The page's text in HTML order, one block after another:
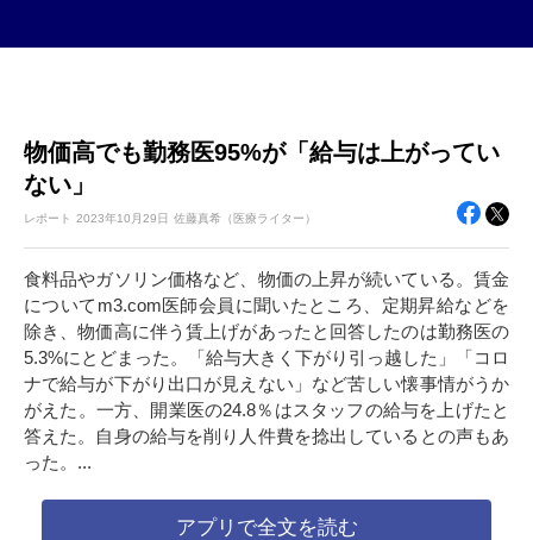
物価高でも勤務医95%が「給与は上がってい
ない」
レポート 2023年10月29日 佐藤真希（医療ライター）
食料品やガソリン価格など、物価の上昇が続いている。賃金
についてm3.com医師会員に聞いたところ、定期昇給などを
除き、物価高に伴う賃上げがあったと回答したのは勤務医の
5.3%にとどまった。「給与大きく下がり引っ越した」「コロ
ナで給与が下がり出口が見えない」など苦しい懐事情がうか
がえた。一方、開業医の24.8％はスタッフの給与を上げたと
答えた。自身の給与を削り人件費を捻出しているとの声もあ
った。...
アプリで全文を読む